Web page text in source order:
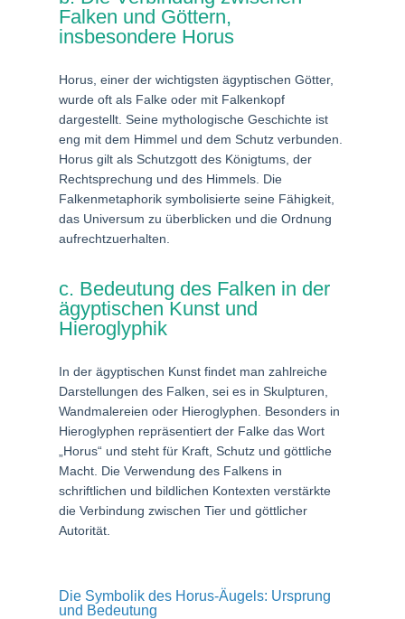
Falken und Göttern,
insbesondere Horus
Horus, einer der wichtigsten ägyptischen Götter,
wurde oft als Falke oder mit Falkenkopf
dargestellt. Seine mythologische Geschichte ist
eng mit dem Himmel und dem Schutz verbunden.
Horus gilt als Schutzgott des Königtums, der
Rechtsprechung und des Himmels. Die
Falkenmetaphorik symbolisierte seine Fähigkeit,
das Universum zu überblicken und die Ordnung
aufrechtzuerhalten.
c. Bedeutung des Falken in der
ägyptischen Kunst und
Hieroglyphik
In der ägyptischen Kunst findet man zahlreiche
Darstellungen des Falken, sei es in Skulpturen,
Wandmalereien oder Hieroglyphen. Besonders in
Hieroglyphen repräsentiert der Falke das Wort
„Horus“ und steht für Kraft, Schutz und göttliche
Macht. Die Verwendung des Falkens in
schriftlichen und bildlichen Kontexten verstärkte
die Verbindung zwischen Tier und göttlicher
Autorität.
Die Symbolik des Horus-Äugels: Ursprung
und Bedeutung